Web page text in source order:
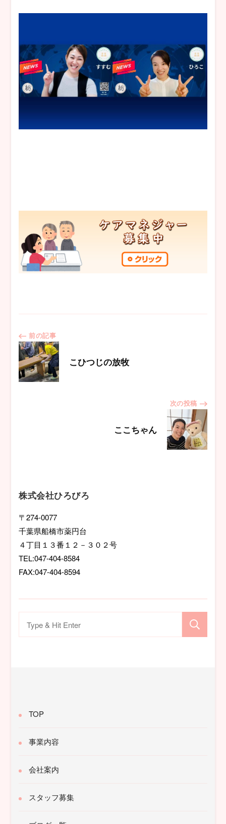
投
稿
ナ
シ
ョ
ン
前の記事
こひつじの放牧
次の投稿
ここちゃん
株式会社ひろびろ
〒274-0077
千葉県船橋市薬円台
４丁目１３番１２－３０２号
TEL:047-404-8584
FAX:047-404-8594
TOP
事業内容
会社案内
スタッフ募集